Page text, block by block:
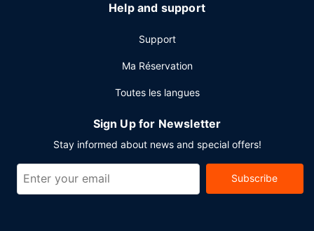
Help and support
Support
Ma Réservation
Toutes les langues
Sign Up for Newsletter
Stay informed about news and special offers!
Subscribe